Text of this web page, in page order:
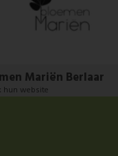
Mariën Berlaar
hun website